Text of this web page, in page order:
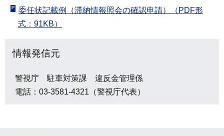
委任状記載例（滞納情報照会の確認申請）（PDF形
式：91KB）
情報発信元
警視庁 駐車対策課 違反金管理係
電話：03-3581-4321（警視庁代表）